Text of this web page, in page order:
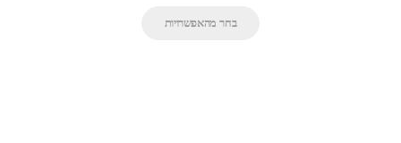
בחר מהאפשרויות